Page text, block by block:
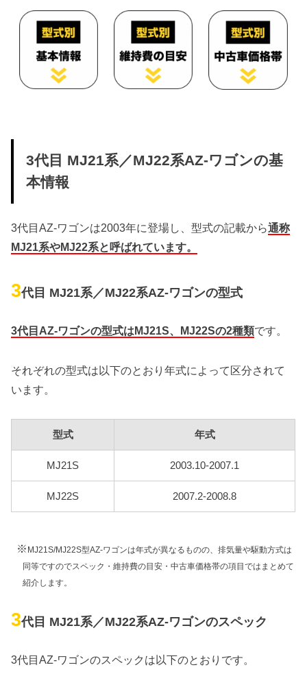
3代目 MJ21系／MJ22系AZ-ワゴンの基
本情報
3代目AZ-ワゴンは2003年に登場し、型式の記載から通称
MJ21系やMJ22系と呼ばれています。
3代目 MJ21系／MJ22系AZ-ワゴンの型式
3代目AZ-ワゴンの型式はMJ21S、MJ22Sの2種類です。
それぞれの型式は以下のとおり年式によって区分されて
います。
型式 年式
MJ21S 2003.10-2007.1
MJ22S 2007.2-2008.8
※ MJ21S/MJ22S型AZ-ワゴンは年式が異なるものの、排気量や駆動方式は
同等ですのでスペック・維持費の目安・中古車価格帯の項目ではまとめて
紹介します。
3代目 MJ21系／MJ22系AZ-ワゴンのスペック
3代目AZ-ワゴンのスペックは以下のとおりです。